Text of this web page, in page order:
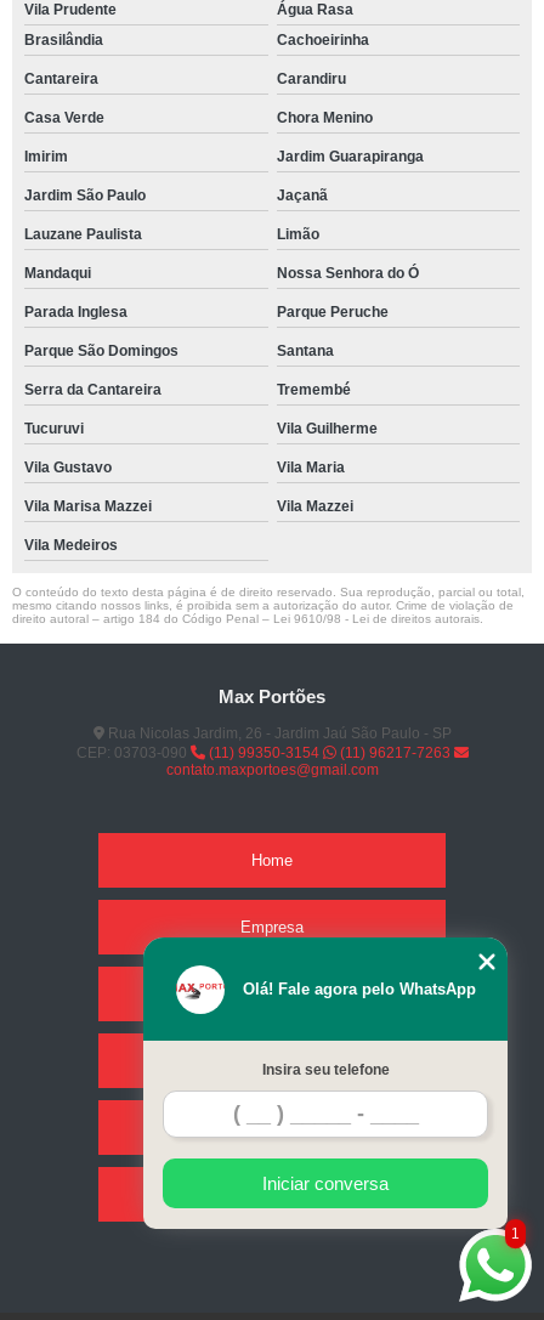
Vila Prudente
Água Rasa
Brasilândia
Cachoeirinha
Cantareira Carandiru
Casa Verde Chora Menino
Imirim Jardim Guarapiranga
Jardim São Paulo Jaçanã
Lauzane Paulista Limão
Mandaqui Nossa Senhora do Ó
Parada Inglesa Parque Peruche
Parque São Domingos Santana
Serra da Cantareira Tremembé
Tucuruvi Vila Guilherme
Vila Gustavo Vila Maria
Vila Marisa Mazzei Vila Mazzei
Vila Medeiros
O conteúdo do texto desta página é de direito reservado. Sua reprodução, parcial ou total,
mesmo citando nossos links, é proibida sem a autorização do autor. Crime de violação de
direito autoral – artigo 184 do Código Penal – Lei 9610/98 - Lei de direitos autorais
Max Portões
Rua Nicolas Jardim, 26 - Jardim Jaú São Paulo - SP
CEP: 03703-090
(11) 99350-3154
(11) 96217-7263
contato.maxportoes@gmail.com
Home
Empresa
Missão
Serviços
Contato
Mapa do site
1
Olá! Fale agora pelo WhatsApp
Insira seu telefone
Iniciar conversa